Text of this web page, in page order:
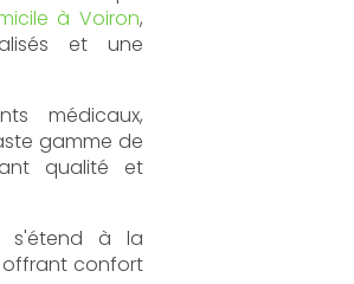
à Voiron,
et une
médicaux,
gamme de
qualité et
s'étend à la
offrant confort